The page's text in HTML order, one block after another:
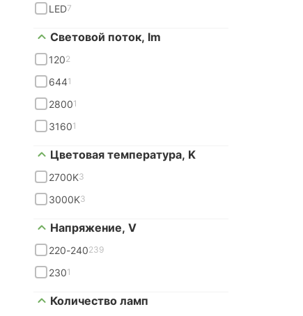
LED7
Световой поток, lm
1202
6441
28001
31601
Цветовая температура, K
2700K3
3000K3
Напряжение, V
220-240239
2301
Количество ламп